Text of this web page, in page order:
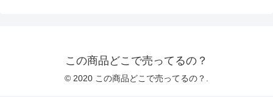
この商品どこで売ってるの？
© 2020 この商品どこで売ってるの？.